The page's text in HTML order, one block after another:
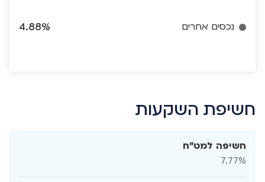
נכסים אחרים 4.88%
חשיפת השקעות
חשיפה למט"ח
7.77%